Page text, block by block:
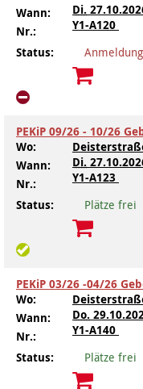
Wann:
Di.
Nr.:
Y1-A120
Status:
PEKiP 09/26 - 10/26
Wo:
Wann:
Di.
Nr.:
Y1-A123
Status:
Plätze frei
PEKiP 03/26 -04/26
Wo:
Wann:
Do.
Nr.:
Y1-A140
Status:
Plätze frei